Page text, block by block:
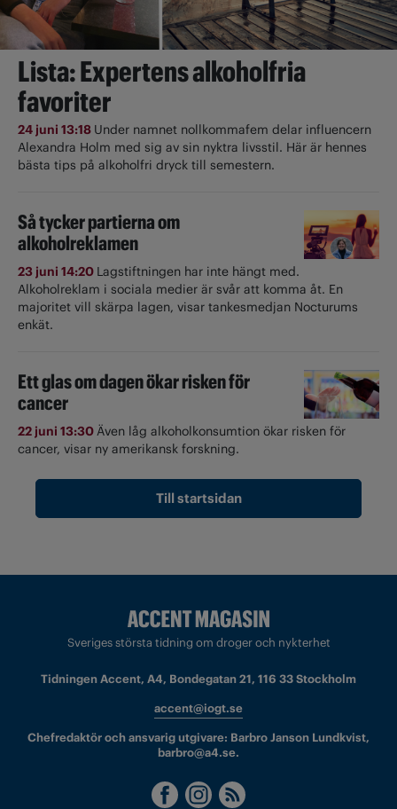
Lista: Expertens alkoholfria
favoriter
24 juni 13:18 Under namnet nollkommafem delar influencern
Alexandra Holm med sig av sin nyktra livsstil. Här är hennes
bästa tips på alkoholfri dryck till semestern.
Så tycker partierna om
alkoholreklamen
23 juni 14:20 Lagstiftningen har inte hängt med.
Alkoholreklam i sociala medier är svår att komma åt. En
majoritet vill skärpa lagen, visar tankesmedjan Nocturums
enkät.
Ett glas om dagen ökar risken för
cancer
22 juni 13:30Även låg alkoholkonsumtion ökar risken för
cancer, visar ny amerikansk forskning.
Till startsidan
Sveriges största tidning om droger och nykterhet
Tidningen Accent, A4, Bondegatan 21, 116 33 Stockholm
accent@iogt.se
Chefredaktör och ansvarig utgivare: Barbro Janson Lundkvist,
barbro@a4.se.